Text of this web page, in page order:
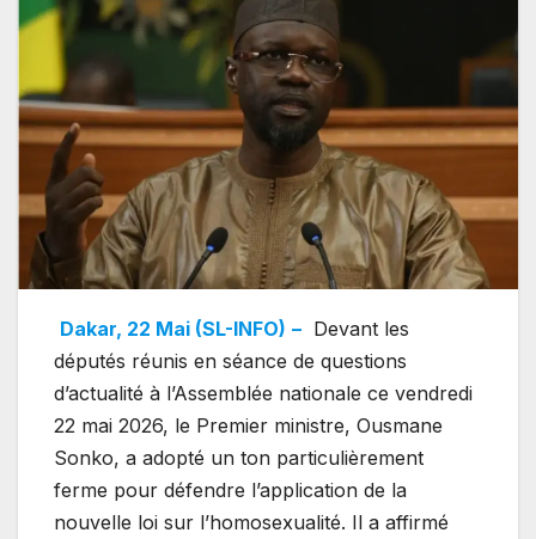
Dakar, 22 Mai (SL-INFO) – Devant les
députés réunis en séance de questions
d’actualité à l’Assemblée nationale ce vendredi
22 mai 2026, le Premier ministre, Ousmane
Sonko, a adopté un ton particulièrement
ferme pour défendre l’application de la
nouvelle loi sur l’homosexualité. Il a affirmé